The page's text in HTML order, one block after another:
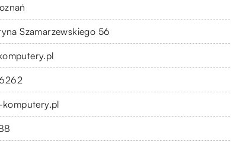
Szamarzewskiego 56